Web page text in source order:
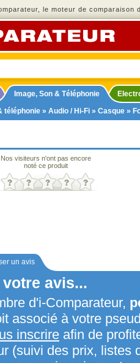
le moteur de comparaison
Image, Son & Téléphonie
téléphonie » Audio / Hi-Fi » Casque »
Nos visiteurs n'ont pas encore
noté ce produit
un avis
avis...
d'i-Comparateur,
associé à votre
inscrire afin de
(suivi des prix, listes